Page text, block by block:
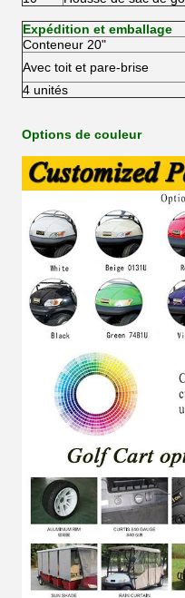
Expédition et emballage
Conteneur 20"
Avec toit et pare-brise
4 unités
Options de couleur